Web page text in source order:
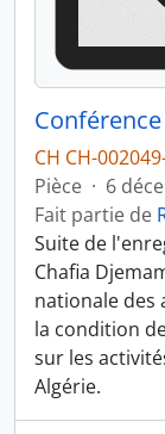
CH CH-
Pièce · 6
Fait partie de
Suite de
Chafia
nationale des
la condition
sur les
Algérie.